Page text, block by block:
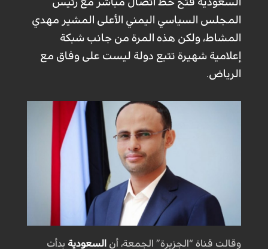
السعودية فتح خط اتصال مباشر مع رئيس
المجلس السياسي اليمني الأعلى المشير مهدي
المشاط، ولكن هذه المرة من جانب شبكة
إعلامية شهيرة تتبع دولة ليست على وفاق مع
الرياض.
وقالت قناة “الجزيرة” الجمعة، أن السعودية بدأت